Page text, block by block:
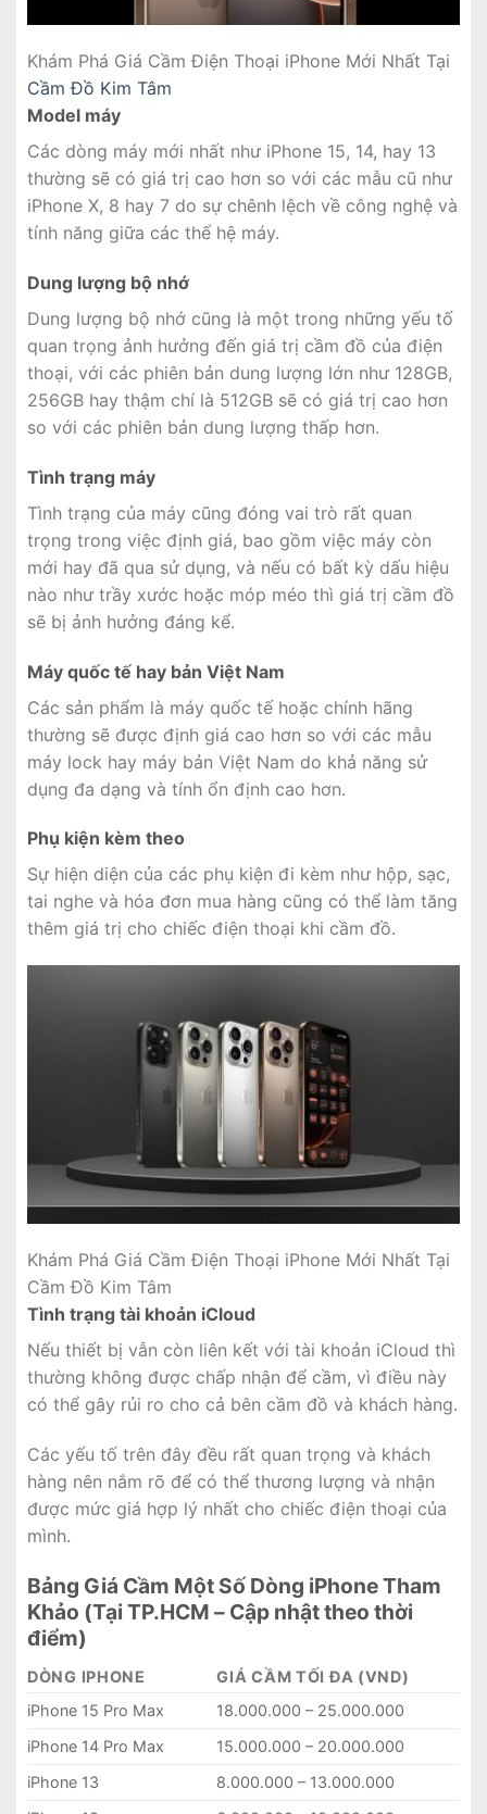
Khám Phá Giá Cầm Điện Thoại iPhone Mới Nhất Tại
Cầm Đồ Kim Tâm
Model máy
Các dòng máy mới nhất như iPhone 15, 14, hay 13
thường sẽ có giá trị cao hơn so với các mẫu cũ như
iPhone X, 8 hay 7 do sự chênh lệch về công nghệ và
tính năng giữa các thế hệ máy.
Dung lượng bộ nhớ
Dung lượng bộ nhớ cũng là một trong những yếu tố
quan trọng ảnh hưởng đến giá trị cầm đồ của điện
thoại, với các phiên bản dung lượng lớn như 128GB,
256GB hay thậm chí là 512GB sẽ có giá trị cao hơn
so với các phiên bản dung lượng thấp hơn.
Tình trạng máy
Tình trạng của máy cũng đóng vai trò rất quan
trọng trong việc định giá, bao gồm việc máy còn
mới hay đã qua sử dụng, và nếu có bất kỳ dấu hiệu
nào như trầy xước hoặc móp méo thì giá trị cầm đồ
sẽ bị ảnh hưởng đáng kể.
Máy quốc tế hay bản Việt Nam
Các sản phẩm là máy quốc tế hoặc chính hãng
thường sẽ được định giá cao hơn so với các mẫu
máy lock hay máy bản Việt Nam do khả năng sử
dụng đa dạng và tính ổn định cao hơn.
Phụ kiện kèm theo
Sự hiện diện của các phụ kiện đi kèm như hộp, sạc,
tai nghe và hóa đơn mua hàng cũng có thể làm tăng
thêm giá trị cho chiếc điện thoại khi cầm đồ.
Khám Phá Giá Cầm Điện Thoại iPhone Mới Nhất Tại
Cầm Đồ Kim Tâm
Tình trạng tài khoản iCloud
Nếu thiết bị vẫn còn liên kết với tài khoản iCloud thì
thường không được chấp nhận để cầm, vì điều này
có thể gây rủi ro cho cả bên cầm đồ và khách hàng.
Các yếu tố trên đây đều rất quan trọng và khách
hàng nên nắm rõ để có thể thương lượng và nhận
được mức giá hợp lý nhất cho chiếc điện thoại của
mình.
Bảng Giá Cầm Một Số Dòng iPhone Tham
Khảo (Tại TP.HCM – Cập nhật theo thời
điểm)
DÒNG IPHONE
GIÁ CẦM TỐI ĐA (VND)
iPhone 15 Pro Max
18.000.000 – 25.000.000
iPhone 14 Pro Max
15.000.000 – 20.000.000
iPhone 13
8.000.000 – 13.000.000